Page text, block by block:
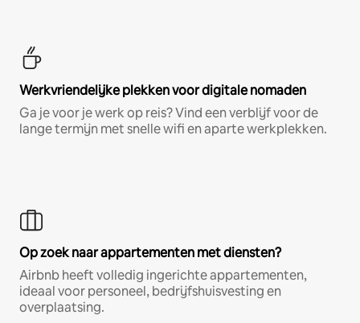
Werkvriendelijke plekken voor digitale nomaden
Ga je voor je werk op reis? Vind een verblijf voor de
lange termijn met snelle wifi en aparte werkplekken.
Op zoek naar appartementen met diensten?
Airbnb heeft volledig ingerichte appartementen,
ideaal voor personeel, bedrijfshuisvesting en
overplaatsing.